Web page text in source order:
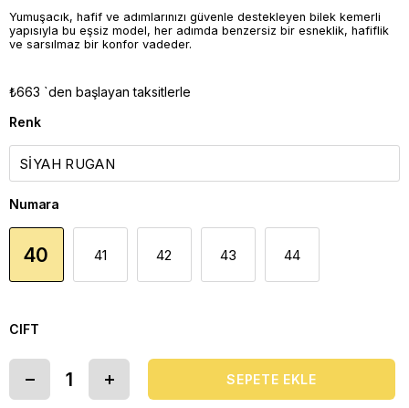
Yumuşacık, hafif ve adımlarınızı güvenle destekleyen bilek kemerli
yapısıyla bu eşsiz model, her adımda benzersiz bir esneklik, hafiflik
ve sarsılmaz bir konfor vadeder.
₺663 `den başlayan taksitlerle
Renk
Numara
40 41 42 43 44
CIFT